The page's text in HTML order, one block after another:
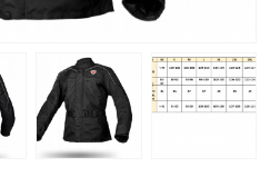
0 out of 5
299,00